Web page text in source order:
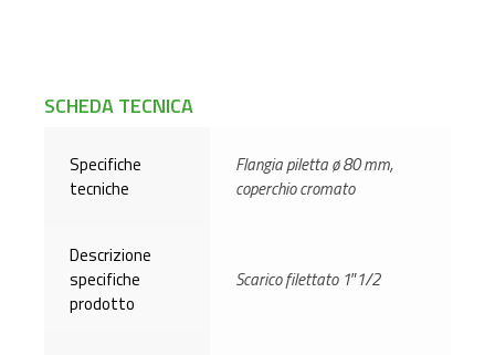
SCHEDA TECNICA
Specifiche
tecniche
Flangia piletta ø 80 mm,
coperchio cromato
Descrizione
specifiche
prodotto
Scarico filettato 1″1/2